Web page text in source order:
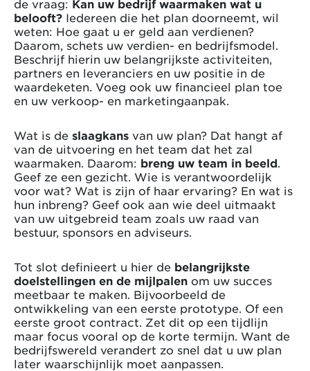
de vraag: Kan uw bedrijf waarmaken wat u
belooft? Iedereen die het plan doorneemt, wil
weten: Hoe gaat u er geld aan verdienen?
Daarom, schets uw verdien- en bedrijfsmodel.
Beschrijf hierin uw belangrijkste activiteiten,
partners en leveranciers en uw positie in de
waardeketen. Voeg ook uw financieel plan toe
en uw verkoop- en marketingaanpak.
Wat is de slaagkans van uw plan? Dat hangt af
van de uitvoering en het team dat het zal
waarmaken. Daarom: breng uw team in beeld
Geef ze een gezicht. Wie is verantwoordelijk
voor wat? Wat is zijn of haar ervaring? En wat is
hun inbreng? Geef ook aan wie deel uitmaakt
van uw uitgebreid team zoals uw raad van
bestuur, sponsors en adviseurs.
Tot slot definieert u hier de belangrijkste
doelstellingen en de mijlpalen om uw succes
meetbaar te maken. Bijvoorbeeld de
ontwikkeling van een eerste prototype. Of een
eerste groot contract. Zet dit op een tijdlijn
maar focus vooral op de korte termijn. Want de
bedrijfswereld verandert zo snel dat u uw plan
later waarschijnlijk moet aanpassen.